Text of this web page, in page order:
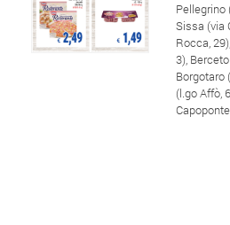
Pellegrino
Sissa (via
Rocca,
3),
Borgotaro
(l.go Affò,